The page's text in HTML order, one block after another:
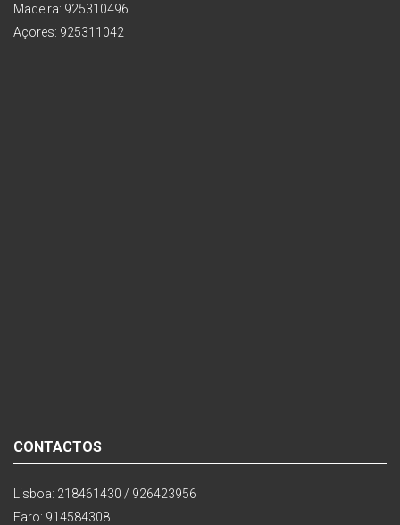
Madeira: 925310496
Açores: 925311042
CONTACTOS
Lisboa: 218461430 / 926423956
Faro: 914584308